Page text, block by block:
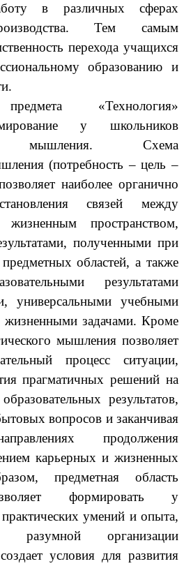
в различных сферах
Тем самым
перехода учащихся
образованию и
«Технология»
у школьников
мышления. Схема
(потребность – цель –
наиболее органично
связей между
пространством,
полученными при
областей, а также
результатами
универсальными учебными
жизненными задачами. Кроме
мышления позволяет
процесс ситуации,
прагматичных решений на
результатов,
вопросов и заканчивая
продолжения
карьерных и жизненных
предметная область
формировать у
умений и опыта,
разумной организации
условия для развития